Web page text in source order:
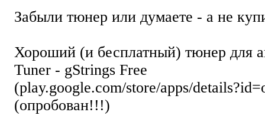
Забыли тюнер или думаете - а не
Хороший (и бесплатный) тюнер для
Tuner - gStrings Free
(play.google.com/store/apps/
(опробован!!!)